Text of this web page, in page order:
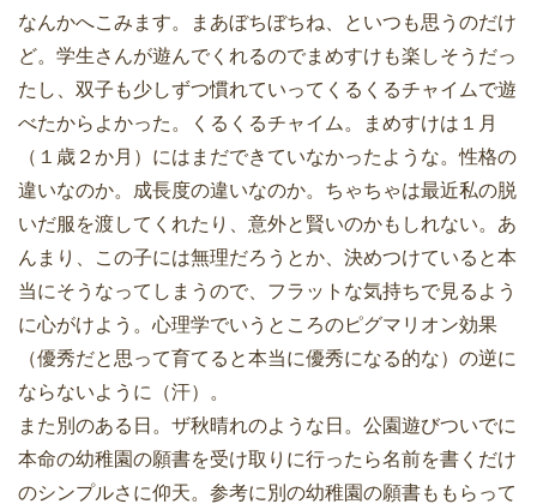
なんかへこみます。まあぼちぼちね、といつも思うのだけ
ど。学生さんが遊んでくれるのでまめすけも楽しそうだっ
たし、双子も少しずつ慣れていってくるくるチャイムで遊
べたからよかった。くるくるチャイム。まめすけは１月
（１歳２か月）にはまだできていなかったような。性格の
違いなのか。成長度の違いなのか。ちゃちゃは最近私の脱
いだ服を渡してくれたり、意外と賢いのかもしれない。あ
んまり、この子には無理だろうとか、決めつけていると本
当にそうなってしまうので、フラットな気持ちで見るよう
に心がけよう。心理学でいうところのピグマリオン効果
（優秀だと思って育てると本当に優秀になる的な）の逆に
ならないように（汗）。
また別のある日。ザ秋晴れのような日。公園遊びついでに
本命の幼稚園の願書を受け取りに行ったら名前を書くだけ
のシンプルさに仰天。参考に別の幼稚園の願書ももらって